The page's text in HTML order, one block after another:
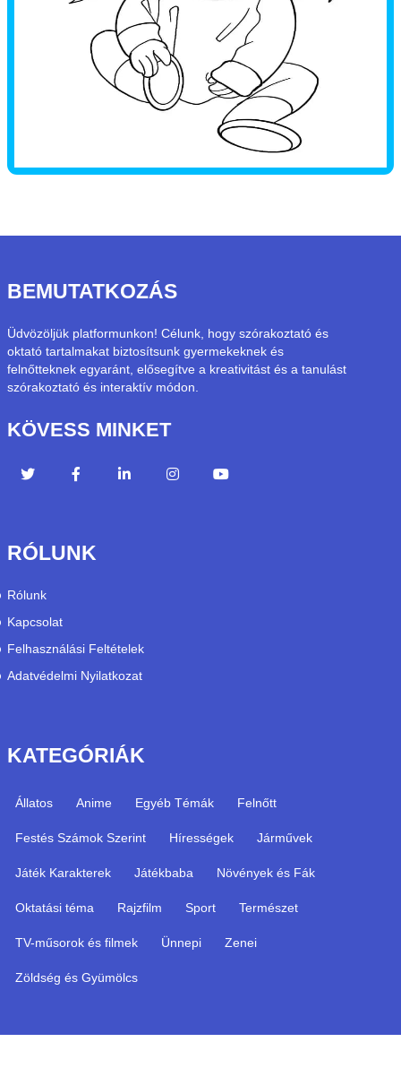
BEMUTATKOZÁS
Üdvözöljük platformunkon! Célunk, hogy szórakoztató és
oktató tartalmakat biztosítsunk gyermekeknek és
felnőtteknek egyaránt, elősegítve a kreativitást és a tanulást
szórakoztató és interaktív módon.
KÖVESS MINKET
RÓLUNK
Rólunk
Kapcsolat
Felhasználási Feltételek
Adatvédelmi Nyilatkozat
KATEGÓRIÁK
Állatos Anime Egyéb Témák Felnőtt
Festés Számok Szerint Hírességek Járművek
Játék Karakterek Játékbaba Növények és Fák
Oktatási téma Rajzfilm Sport Természet
TV-műsorok és filmek Ünnepi Zenei
Zöldség és Gyümölcs